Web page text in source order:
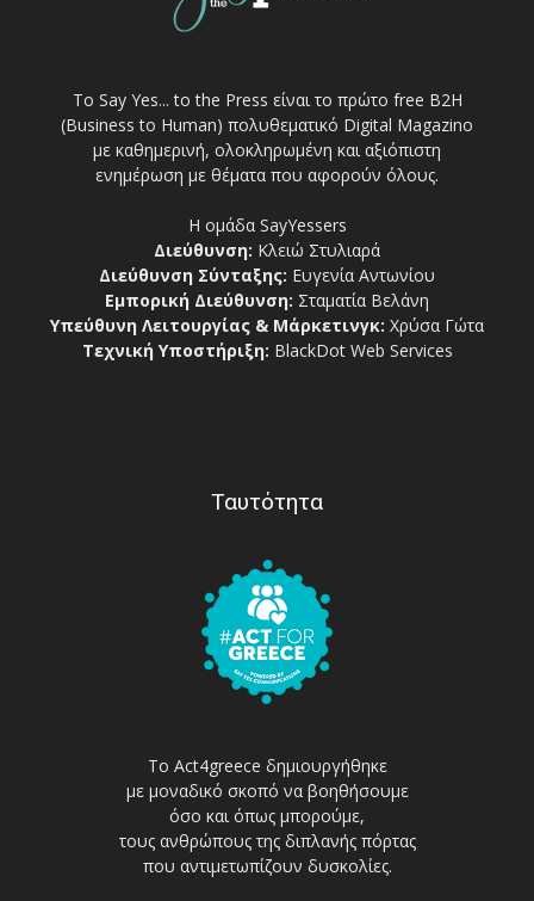
Το Say Yes... to the Press είναι το πρώτο free Β2Η
(Business to Human) πολυθεματικό Digital Magazino
με καθημερινή, ολοκληρωμένη και αξιόπιστη
ενημέρωση με θέματα που αφορούν όλους.
Η ομάδα SayYessers
Διεύθυνση: Κλειώ Στυλιαρά
Διεύθυνση Σύνταξης: Ευγενία Αντωνίου
Εμπορική Διεύθυνση: Σταματία Βελάνη
Υπεύθυνη Λειτουργίας & Μάρκετινγκ: Χρύσα Γώτα
Τεχνική Υποστήριξη: BlackDot Web Services
Ταυτότητα
Το Act4greece δημιουργήθηκε
με μοναδικό σκοπό να βοηθήσουμε
όσο και όπως μπορούμε,
τους ανθρώπους της διπλανής πόρτας
που αντιμετωπίζουν δυσκολίες.